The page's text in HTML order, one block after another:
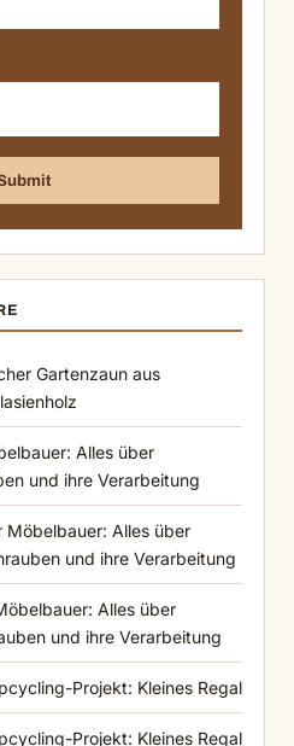
Gartenzaun aus
Alles über
und ihre Verarbeitung
Möbelbauer: Alles über
und ihre Verarbeitung
Alles über
und ihre Verarbeitung
Projekt: Kleines Regal
Projekt: Kleines Regal